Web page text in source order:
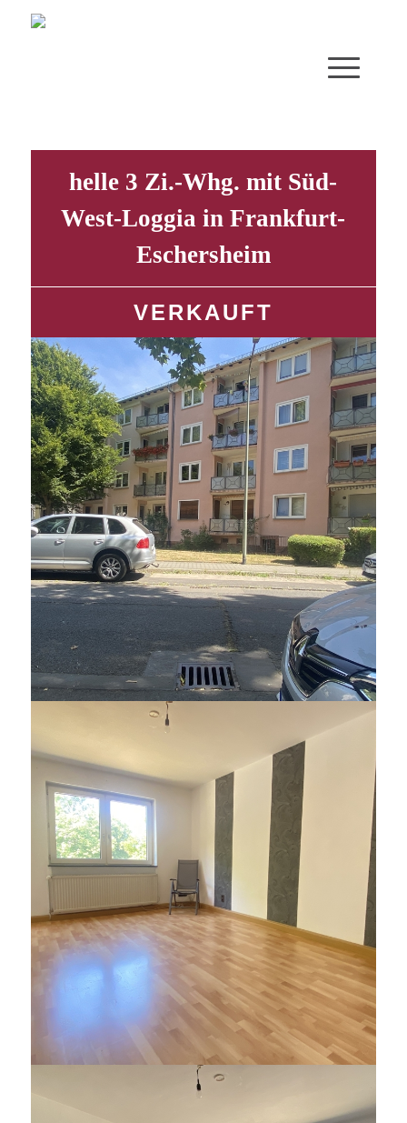
helle 3 Zi.-Whg. mit Süd-
West-Loggia in Frankfurt-
Eschersheim
VERKAUFT